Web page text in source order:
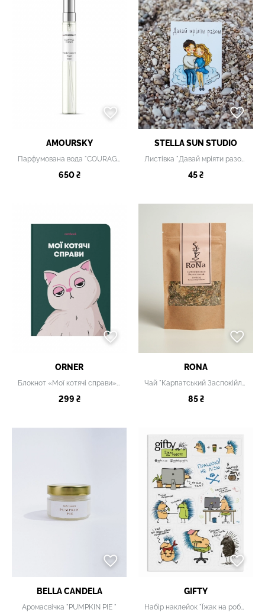
AMOURSKY
Парфумована вода "COURAGE"
650 ₴
STELLA SUN STUDIO
Листівка "Давай мріяти разом"
45 ₴
ORNER
Блокнот «Мої котячі справи» зелений
299 ₴
RONA
Чай "Карпатський Заспокійливий"
85 ₴
BELLA CANDELA
Аромасвічка "PUMPKIN PIE "
GIFTY
Набір наклейок "Їжак на роботі"